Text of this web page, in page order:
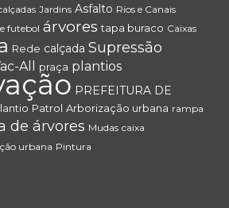
Jardins Asfalto Rios e Canais
futebol árvores tapa buraco Caixas
Rede calçada Supressão
All praça plantios
PREFEITURA DE
Patrol Arborização urbana rampa
de árvores Mudas caixa
urbana Pintura